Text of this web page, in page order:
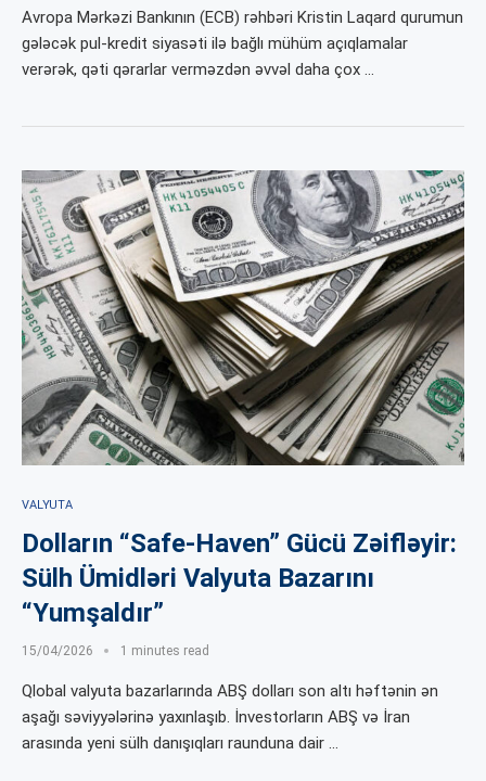
Avropa Mərkəzi Bankının (ECB) rəhbəri Kristin Laqard qurumun
gələcək pul-kredit siyasəti ilə bağlı mühüm açıqlamalar
verərək, qəti qərarlar verməzdən əvvəl daha çox …
VALYUTA
Dolların “Safe-Haven” Gücü Zəifləyir:
Sülh Ümidləri Valyuta Bazarını
“Yumşaldır”
15/04/2026 1 minutes read
Qlobal valyuta bazarlarında ABŞ dolları son altı həftənin ən
aşağı səviyyələrinə yaxınlaşıb. İnvestorların ABŞ və İran
arasında yeni sülh danışıqları raunduna dair …